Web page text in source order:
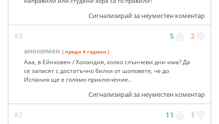
Сигнализирай за неуместен коментар
#3 5 2
анонимен ( преди 4 години )
Ааа, в Ейнховен / Холандия, колко слънчеви дни има? Да
се запасят с достатъчно билки от шоповете, че до
Испания ще е голямо приключение..
Сигнализирай за неуместен коментар
#2 11 1